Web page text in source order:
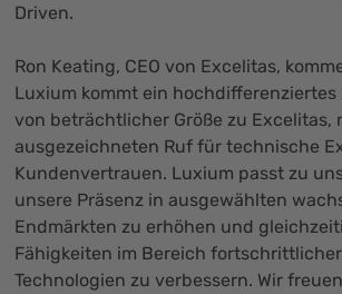
Driven.
Ron Keating, CEO von Excelitas,
Luxium kommt ein hochdifferenziertes
von beträchtlicher Größe zu Excelitas,
ausgezeichneten Ruf für technische
Kundenvertrauen. Luxium passt zu
unsere Präsenz in ausgewählten
Endmärkten zu erhöhen und
Fähigkeiten im Bereich
Technologien zu verbessern. Wir